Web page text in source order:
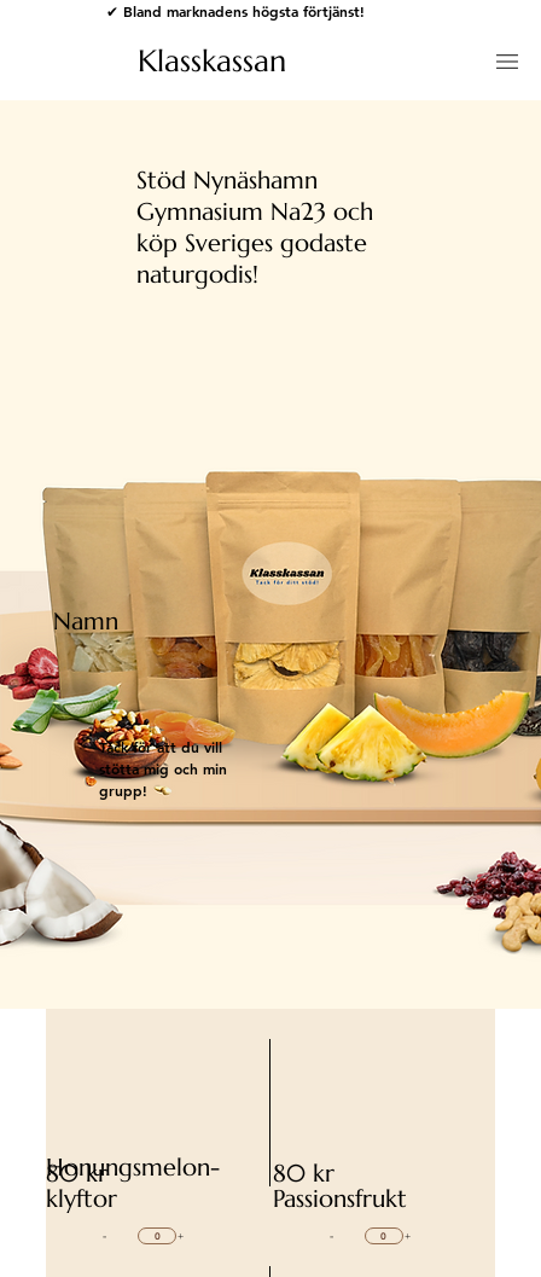
✔ Bland marknadens högsta förtjänst!
Klasskassan
Stöd Nynäshamn
Gymnasium Na23 och
köp Sveriges godaste
naturgodis!
Tack för att du vill
stötta mig och min
grupp!
Namn
80 kr
Honungsmelon-
klyftor
- +
80 kr
Passionsfrukt
- +